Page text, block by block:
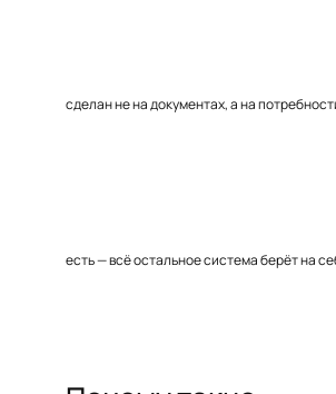
сделан не на документах, а на
есть — всё остальное система берёт на